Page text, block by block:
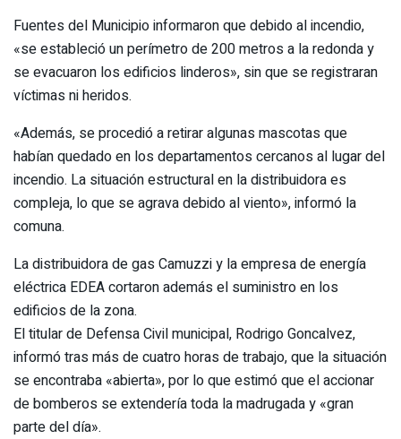
Fuentes del Municipio informaron que debido al incendio,
«se estableció un perímetro de 200 metros a la redonda y
se evacuaron los edificios linderos», sin que se registraran
víctimas ni heridos.
«Además, se procedió a retirar algunas mascotas que
habían quedado en los departamentos cercanos al lugar del
incendio. La situación estructural en la distribuidora es
compleja, lo que se agrava debido al viento», informó la
comuna.
La distribuidora de gas Camuzzi y la empresa de energía
eléctrica EDEA cortaron además el suministro en los
edificios de la zona.
El titular de Defensa Civil municipal, Rodrigo Goncalvez,
informó tras más de cuatro horas de trabajo, que la situación
se encontraba «abierta», por lo que estimó que el accionar
de bomberos se extendería toda la madrugada y «gran
parte del día».